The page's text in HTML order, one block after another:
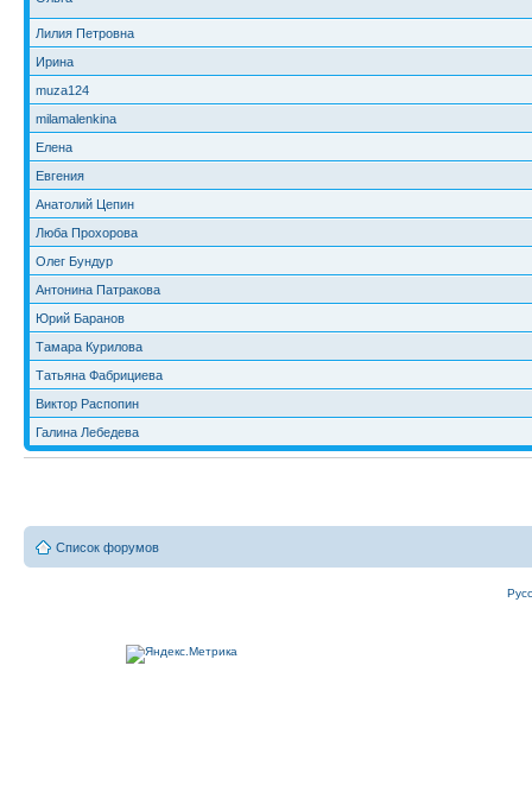
Лилия Петровна
Ирина
muza124
milamalenkina
Елена
Евгения
Анатолий Цепин
Люба Прохорова
Олег Бундур
Антонина Патракова
Юрий Баранов
Тамара Курилова
Татьяна Фабрициева
Виктор Распопин
Галина Лебедева
Список форумов